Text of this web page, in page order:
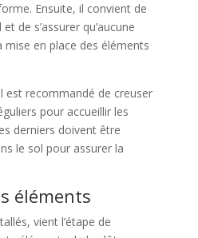
Ensuite, il convient de
de s’assurer qu’aucune
en place des éléments
est recommandé de creuser
pour accueillir les
derniers doivent être
le sol pour assurer la
éléments
vient l’étape de